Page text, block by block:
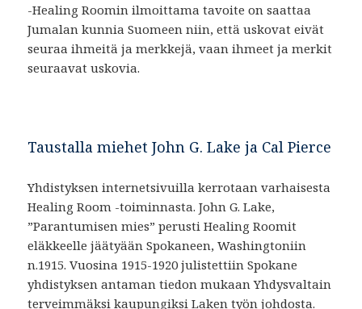
-Healing Roomin ilmoittama tavoite on saattaa
Jumalan kunnia Suomeen niin, että uskovat eivät
seuraa ihmeitä ja merkkejä, vaan ihmeet ja merkit
seuraavat uskovia.
Taustalla miehet John G. Lake ja Cal Pierce
Yhdistyksen internetsivuilla kerrotaan varhaisesta
Healing Room -toiminnasta. John G. Lake,
”Parantumisen mies” perusti Healing Roomit
eläkkeelle jäätyään Spokaneen, Washingtoniin
n.1915. Vuosina 1915-1920 julistettiin Spokane
yhdistyksen antaman tiedon mukaan Yhdysvaltain
terveimmäksi kaupungiksi Laken työn johdosta.